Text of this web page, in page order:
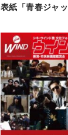
表紙「青春ジャ